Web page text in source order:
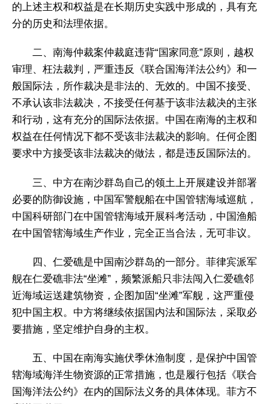
的上述主权和权益是在长期历史实践中形成的，具有充
分的历史和法理依据。
二、南海仲裁案仲裁庭违背“国家同意”原则，越权
审理、枉法裁判，严重违反《联合国海洋法公约》和一
般国际法，所作裁决是非法的、无效的。中国不接受、
不承认该非法裁决，不接受任何基于该非法裁决的主张
和行动，这有充分的国际法依据。中国在南海的主权和
权益在任何情况下都不受该非法裁决的影响。任何企图
要求中方接受该非法裁决的做法，都是违反国际法的。
三、中方在南沙群岛自己的领土上开展建设并部署
必要的防御设施，中国军警舰船在中国管辖海域巡航，
中国科研部门在中国管辖海域开展科考活动，中国渔船
在中国管辖海域生产作业，完全正当合法，无可非议。
四、仁爱礁是中国南沙群岛的一部分。菲律宾派军
舰在仁爱礁非法“坐滩”，频繁派船只非法闯入仁爱礁邻
近海域运送建筑物资，企图加固“坐滩”军舰，这严重侵
犯中国主权。中方将继续依据国内法和国际法，采取必
要措施，坚定维护自身的主权。
五、中国在南海实施伏季休渔制度，是保护中国管
辖海域海洋生物资源的正常措施，也是履行包括《联合
国海洋法公约》在内的国际法义务的具体体现。菲方不